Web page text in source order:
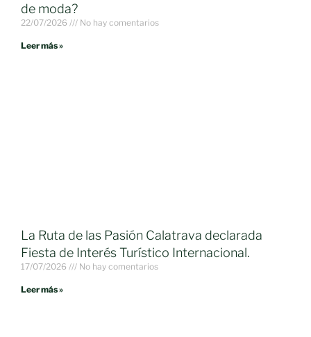
de moda?
22/07/2026 No hay comentarios
Leer más »
La Ruta de las Pasión Calatrava declarada
Fiesta de Interés Turístico Internacional.
17/07/2026 No hay comentarios
Leer más »